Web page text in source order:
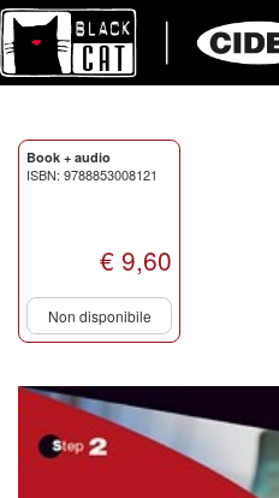
Book + audio
ISBN: 9788853008121
€ 9,60
Non disponibile